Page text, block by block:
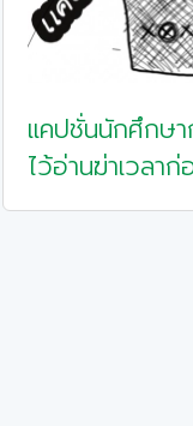
แคปชั่นนักศึกษ
ไว้อ่านฆ่าเวลาก่